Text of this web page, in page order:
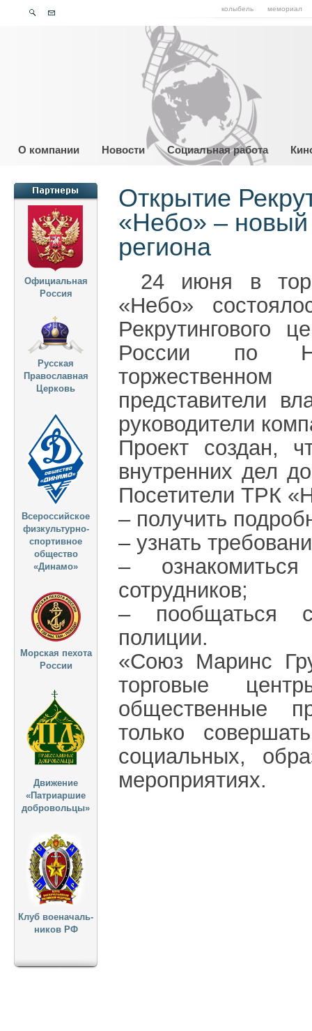
колыбель мемориал
О компании Новости Социальная работа
Открытие
«Небо» – новый
региона
24 июня в
«Небо»
Рекрутингового
России по
представители
руководители
Проект создан,
внутренних дел
Посетители ТРК
– получить
– узнать
–
сотрудников;
– пообщаться с
полиции.
«Союз Маринс
торговые
общественные
только
социальных,
мероприятиях.
Официальная
Россия
Русская
Православная
Церковь
Всероссийское
физкультурно-
спортивное
общество
«Динамо»
Морская пехота
России
Движение
«Патриаршие
добровольцы»
Клуб военачаль-
ников РФ